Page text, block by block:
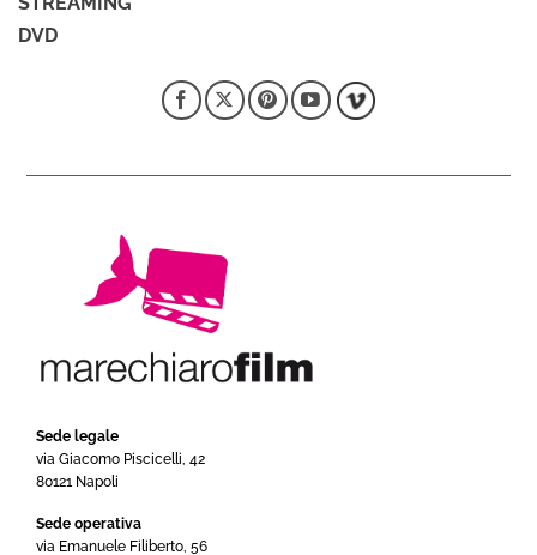
DVD
Sede legale
via Giacomo Piscicelli, 42
80121 Napoli
Sede operativa
via Emanuele Filiberto, 56